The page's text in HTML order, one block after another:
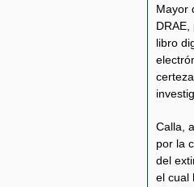
Mayor
libro
Calla,
por la
del
el cual